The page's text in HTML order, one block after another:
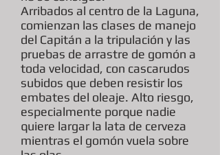
Arribados al centro de la Laguna,
comienzan las clases de manejo
del Capitán a la tripulación y las
pruebas de arrastre de gomón a
toda velocidad, con cascarudos
subidos que deben resistir los
embates del oleaje. Alto riesgo,
especialmente porque nadie
quiere largar la lata de cerveza
mientras el gomón vuela sobre